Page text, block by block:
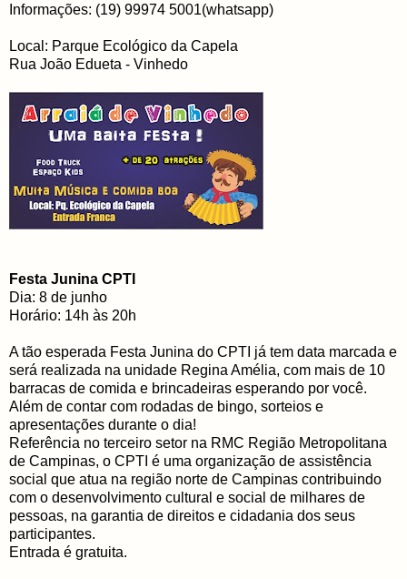
Informações: (19) 99974 5001(whatsapp)
Local: Parque Ecológico da Capela
Rua João Edueta - Vinhedo
Festa Junina CPTI
Dia: 8 de junho
Horário: 14h às 20h
A tão esperada Festa Junina do CPTI já tem data marcada e
será realizada na unidade Regina Amélia, com mais de 10
barracas de comida e brincadeiras esperando por você.
Além de contar com rodadas de bingo, sorteios e
apresentações durante o dia!
Referência no terceiro setor na RMC Região Metropolitana
de Campinas, o CPTI é uma organização de assistência
social que atua na região norte de Campinas contribuindo
com o desenvolvimento cultural e social de milhares de
pessoas, na garantia de direitos e cidadania dos seus
participantes.
Entrada é gratuita.